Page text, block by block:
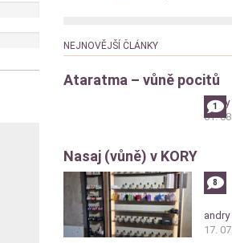
NEJNOVĚJŠÍ ČLÁNKY
Ataratma – vůně pocitů
1
andry
01.
Nasaj (vůně) v KORY
8
andry
17.